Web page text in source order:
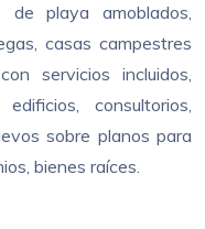
playa amoblados,
casas campestres
servicios incluidos,
consultorios,
sobre planos para
bienes raíces.